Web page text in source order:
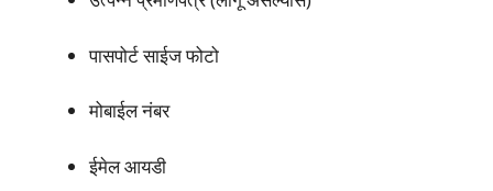
पासपोर्ट साईज फोटो
मोबाईल नंबर
ईमेल आयडी